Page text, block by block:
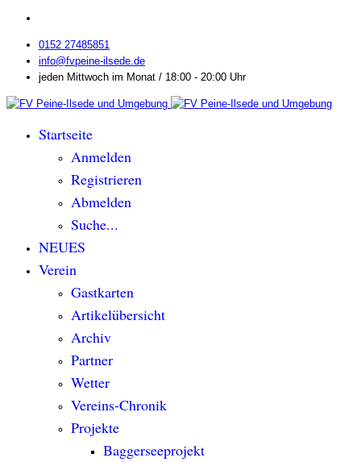
0152 27485851
info@fvpeine-ilsede.de
jeden Mittwoch im Monat / 18:00 - 20:00 Uhr
Startseite
Anmelden
Registrieren
Abmelden
Suche...
NEUES
Verein
Gastkarten
Artikelübersicht
Archiv
Partner
Wetter
Vereins-Chronik
Projekte
Baggerseeprojekt